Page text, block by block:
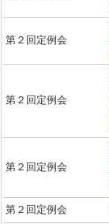
第２回定例会
第２回定例会
第２回定例会
第２回定例会